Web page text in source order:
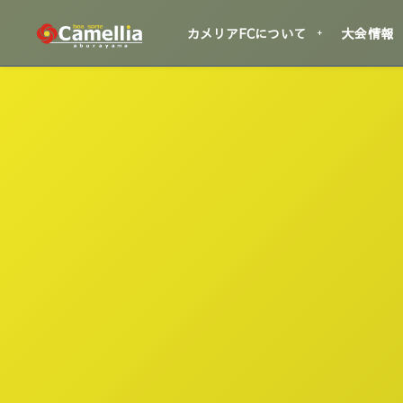
カメリアFCについて 大会情報